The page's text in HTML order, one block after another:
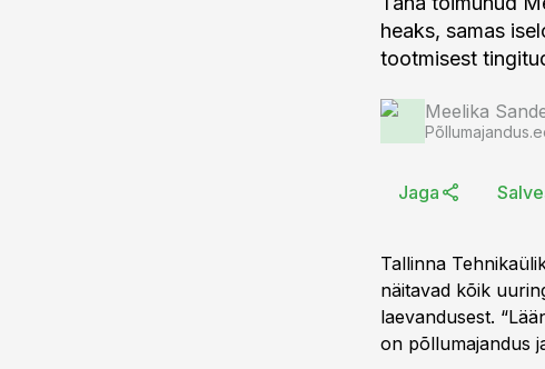
heaks, samas
tootmisest
Meelika
Jaga
Tallinna
näitavad kõik
laevandusest.
on põllumajandus